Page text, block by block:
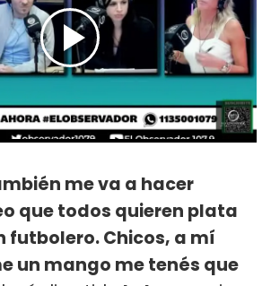
me va a hacer
que todos quieren plata
futbolero. Chicos, a mí
un mango me tenés que